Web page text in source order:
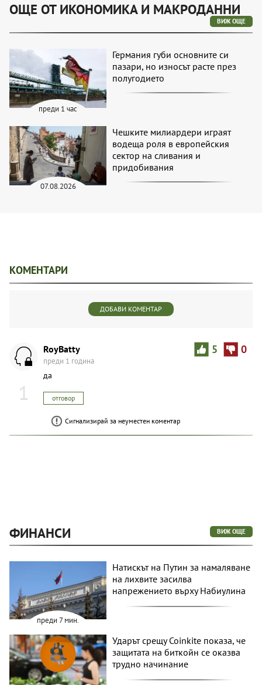
ОЩЕ ОТ ИКОНОМИКА И МАКРОДАННИ
ВИЖ ОЩЕ
преди 1 час
Германия губи основните си
пазари, но износът расте през
полугодието
07.08.2026
Чешките милиардери играят
водеща роля в европейския
сектор на сливания и
придобивания
КОМЕНТАРИ
ДОБАВИ КОМЕНТАР
1
5 0
RoyBatty
преди 1 година
да
отговор
Сигнализирай за неуместен коментар
ФИНАНСИ ВИЖ ОЩЕ
преди 7 мин.
Натискът на Путин за намаляване
на лихвите засилва
напрежението върху Набиулина
Ударът срещу Coinkite показа, че
защитата на биткойн се оказва
трудно начинание